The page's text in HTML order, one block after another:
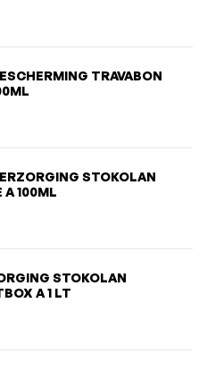
TRAVABON
STOKOLAN
A 100ML
STOKOLAN
A 1 LT